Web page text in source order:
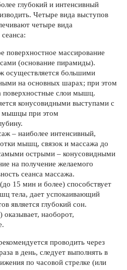
глубокий и интенсивный
Четыре вида выступов
четыре вида
поверхностное массирование
(основание пирамиды).
осуществляется большими
на основных шарах; при этом
поверхностные слои мышц.
конусовидными выступами с
при этом
– наиболее интенсивный,
мышц, связок и массажа до
острыми – конусовидными
на получение желаемого
сеанса массажа.
15 мин и более) способствует
тела, дает успокаивающий
является глубокий сон.
наоборот,
проводить через
в день, следует выполнять в
по часовой стрелке (или